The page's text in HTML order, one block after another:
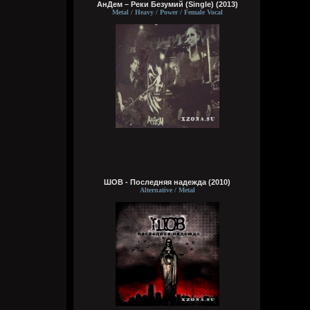
typical crabs
Вчера в 18:00:43
а видосы то остались
Bestial
Вчера в 17:59:12
Ну лежит, то и упало
лига гнойного помоему.
Кукуня
Вчера в 16:16:37
АнДем – Реки Безумий (Single) (2013)
Metal / Heavy / Power / Female Vocal
ШОВ - Последняя надежда (2010)
Alternative / Metal